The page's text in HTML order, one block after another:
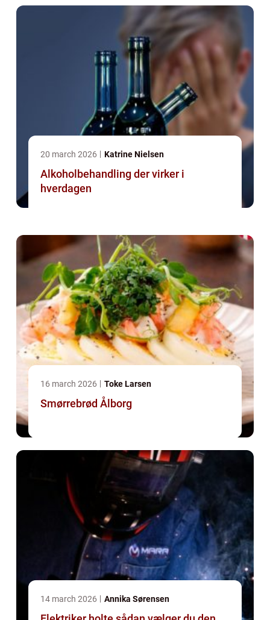
20 march 2026 Katrine Nielsen
Alkoholbehandling der virker i
hverdagen
16 march 2026 Toke Larsen
Smørrebrød Ålborg
14 march 2026 Annika Sørensen